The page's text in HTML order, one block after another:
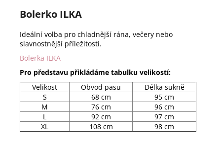
Bolerko ILKA
Ideální volba pro chladnější rána, večery nebo
slavnostnější příležitosti.
Bolerka ILKA
Pro představu přikládáme tabulku velikostí:
Velikost
Obvod pasu
Délka sukně
S
68 cm
95 cm
M
76 cm
96 cm
L
92 cm
97 cm
XL
108 cm 98 cm